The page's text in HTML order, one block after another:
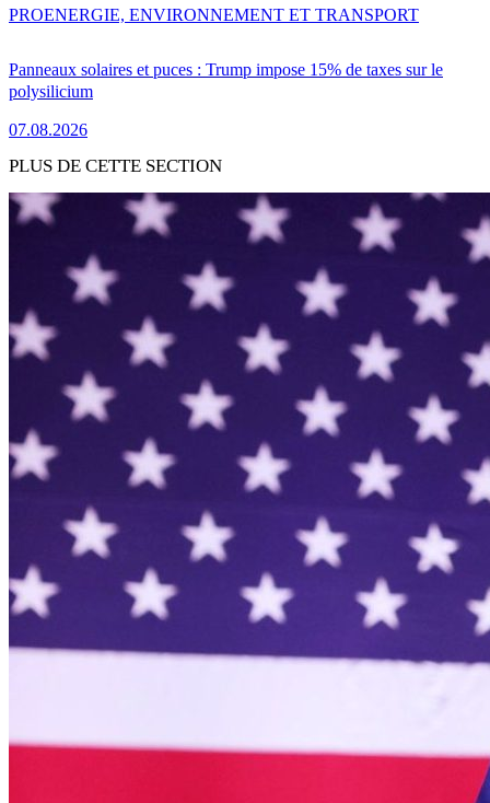
Panneaux solaires et puces : Trump impose 15% de taxes sur le
polysilicium
07.08.2026
PROENERGIE, ENVIRONNEMENT ET TRANSPORT
PLUS DE CETTE SECTION